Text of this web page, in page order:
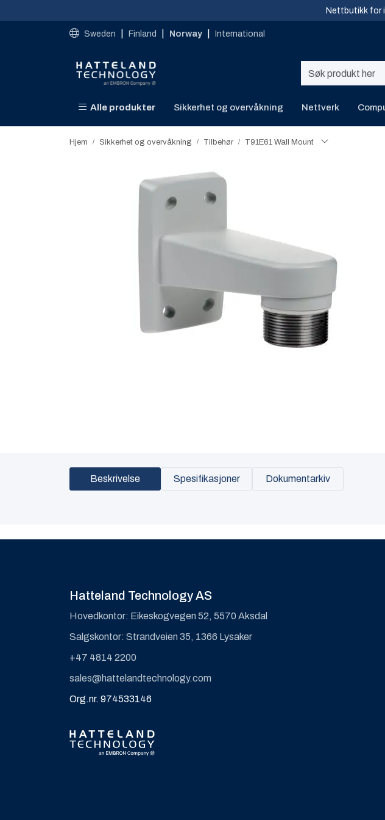
Nettbutikk for
Sweden Finland Norway International
Alle produkter Sikkerhet og overvåkning Nettverk
Hjem Sikkerhet og overvåkning Tilbehør T91E61 Wall Mount
Beskrivelse Spesifikasjoner Dokumentarkiv
Hatteland Technology AS
Hovedkontor: Eikeskogvegen 52, 5570 Aksdal
Salgskontor: Strandveien 35, 1366 Lysaker
+47 4814 2200
sales@hattelandtechnology.com
Org.nr. 974533146